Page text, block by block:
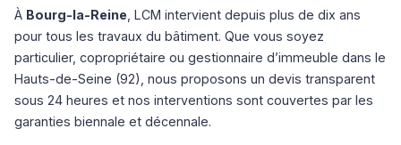
À Bourg-la-Reine , LCM intervient depuis plus de dix ans
pour tous les travaux du bâtiment. Que vous soyez
particulier, copropriétaire ou gestionnaire d’immeuble dans le
Hauts-de-Seine (92), nous proposons un devis transparent
sous 24 heures et nos interventions sont couvertes par les
garanties biennale et décennale.